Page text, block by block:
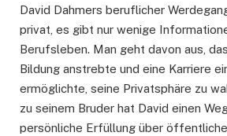
David Dahmers beruflicher
privat, es gibt nur wenige
Berufsleben. Man geht davon aus,
Bildung anstrebte und eine Karriere
ermöglichte, seine Privatsphäre zu
zu seinem Bruder hat David einen
persönliche Erfüllung über